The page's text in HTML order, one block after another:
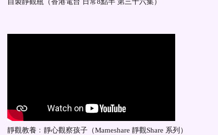
靜觀教養﹕靜心觀察孩子（Mameshare 靜觀Share 系列）